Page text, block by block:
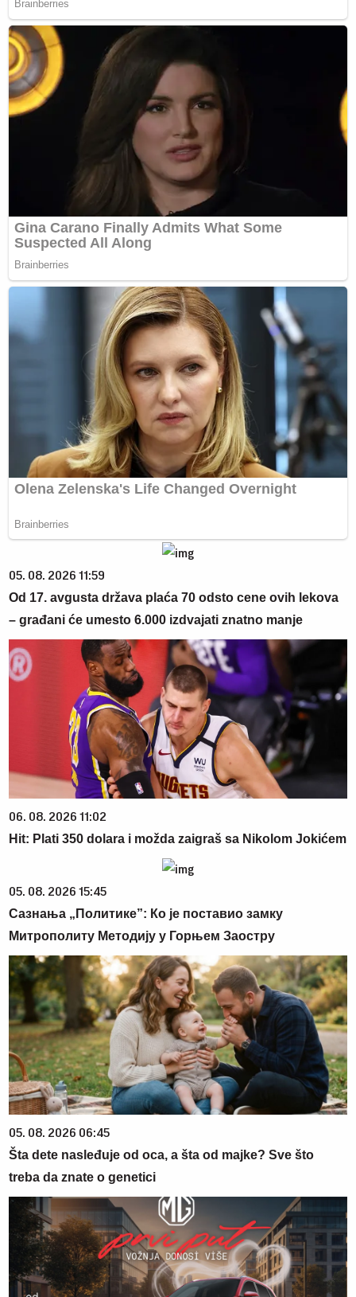
05. 08. 2026 11:59
Od 17. avgusta država plaća 70 odsto cene ovih lekova
– građani će umesto 6.000 izdvajati znatno manje
06. 08. 2026 11:02
Hit: Plati 350 dolara i možda zaigraš sa Nikolom Jokićem
05. 08. 2026 15:45
Сазнања „Политике”: Ко је поставио замку
Митрополиту Методију у Горњем Заостру
05. 08. 2026 06:45
Šta dete nasleđuje od oca, a šta od majke? Sve što
treba da znate o genetici